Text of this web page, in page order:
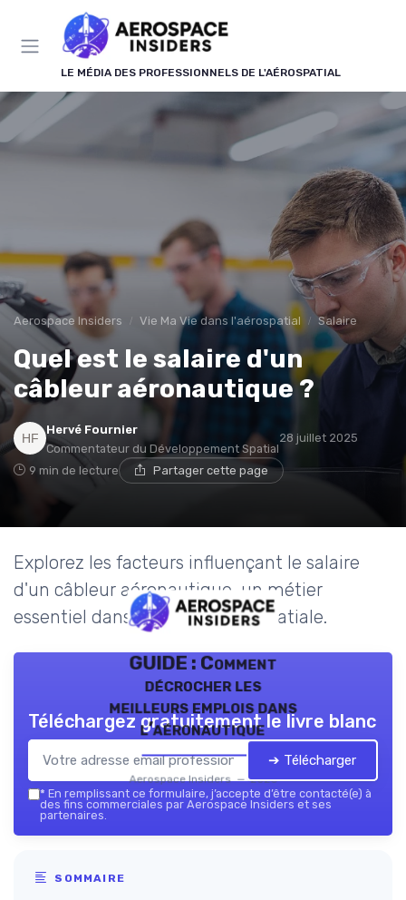
LE MÉDIA DES PROFESSIONNELS DE L'AÉROSPATIAL
Aerospace Insiders Vie Ma Vie dans l'aérospatial Salaire
Quel est le salaire d'un
câbleur aéronautique ?
Hervé Fournier
Commentateur du Développement Spatial
28 juillet 2025
9 min de lecture Partager cette page
Explorez les facteurs influençant le salaire
d'un câbleur aéronautique, un métier
essentiel dans l'industrie aérospatiale.
GUIDE : Comment
décrocher les
meilleurs emplois dans
l’aéronautique
Aerospace Insiders — 2026
Téléchargez gratuitement le livre blanc
➔ Télécharger
* En remplissant ce formulaire, j’accepte d’être contacté(e) à
des fins commerciales par Aerospace Insiders et ses
partenaires.
SOMMAIRE
Panneau de gestion des cookies